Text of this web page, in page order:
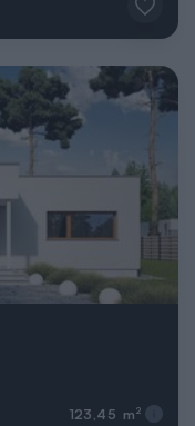
123,45 m 2